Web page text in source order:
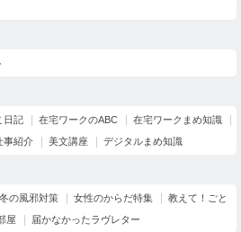
日記 在宅ワークのABC
在宅ワークまめ知識
事紹介 美文講座 デジタルまめ知識
冬の風邪対策 女性のからだ特集
教えて！ごと
屋 届かなかったラヴレター